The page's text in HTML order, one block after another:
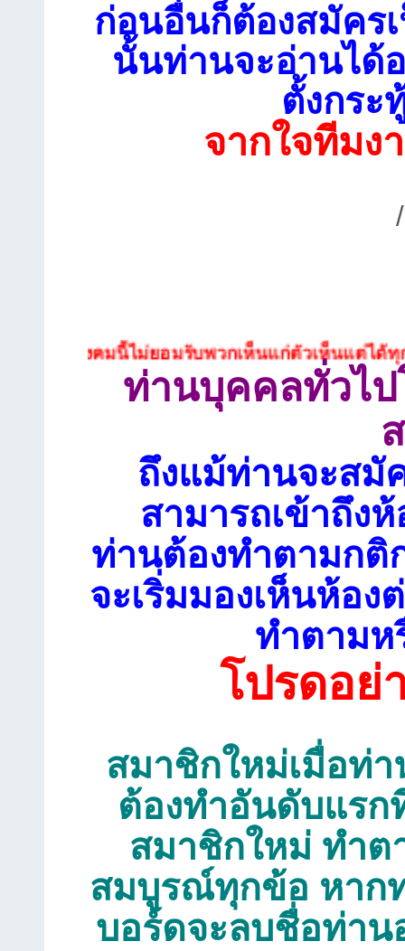
ก่อนอื่นก็ต้องสมัคร
นั้นท่านจะอ่านได้
ตั้งกระ
จากใจทีมง
คมนี้ไม่ยอมรับพวกเห็นแก่ตัวเห็นแต่ได้ทุกประเภท
ท่านบุคคลทั่วไ
ถึงแม้ท่านจะสมั
สามารถเข้าถึง
ท่านต้องทำตามกติ
จะเริ่มมองเห็นห้อ
ทำตามห
โปรดอย่
สมาชิกใหม่เมื่อท่
ต้องทำอันดับแรก
สมาชิกใหม่ ทำ
สมบูรณ์ทุกข้อ หาก
บอร์ดจะลบชื่อท่า